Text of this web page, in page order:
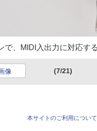
で、MIDI入出力に対応す
像 (7/21)
本サイトのご利用について